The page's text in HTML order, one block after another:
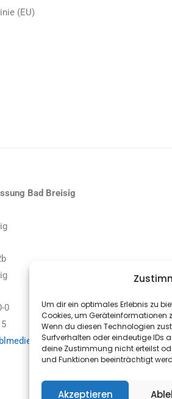
Um dir ein optimales Erlebnis zu
Cookies, um
Wenn du diesen Technologien
Surfverhalten oder eindeutige IDs
deine Zustimmung nicht erteilst
und Funktionen beeinträchtigt
Akzeptieren
(EU)
Bad Breisig
0